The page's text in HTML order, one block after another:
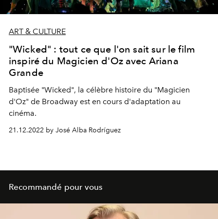
ART & CULTURE
"Wicked" : tout ce que l'on sait sur le film
inspiré du Magicien d'Oz avec Ariana
Grande
Baptisée "Wicked", la célèbre histoire du "Magicien
d'Oz" de Broadway est en cours d'adaptation au
cinéma.
21.12.2022 by José Alba Rodríguez
Recommandé pour vous